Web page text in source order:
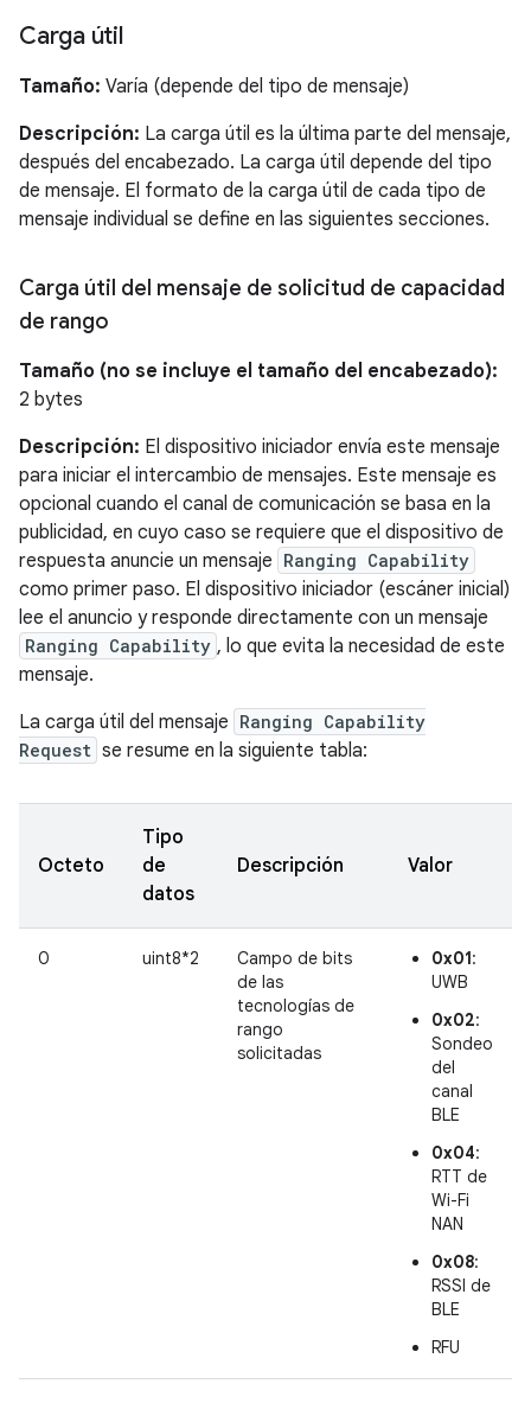
Carga útil
Tamaño: Varía (depende del tipo de mensaje)
Descripción: La carga útil es la última parte del mensaje,
después del encabezado. La carga útil depende del tipo
de mensaje. El formato de la carga útil de cada tipo de
mensaje individual se define en las siguientes secciones.
Carga útil del mensaje de solicitud de capacidad
de rango
Tamaño (no se incluye el tamaño del encabezado):
2 bytes
Descripción: El dispositivo iniciador envía este mensaje
para iniciar el intercambio de mensajes. Este mensaje es
opcional cuando el canal de comunicación se basa en la
publicidad, en cuyo caso se requiere que el dispositivo de
respuesta anuncie un mensaje Ranging Capability
como primer paso. El dispositivo iniciador (escáner inicial)
lee el anuncio y responde directamente con un mensaje
Ranging Capability , lo que evita la necesidad de este
mensaje.
La carga útil del mensaje Ranging Capability
Request se resume en la siguiente tabla:
Octeto
Tipo
de
datos
Descripción Valor
0 uint8*2
Campo de bits
de las
tecnologías de
rango
solicitadas
0x01:
UWB
0x02:
Sondeo
del
canal
BLE
0x04:
RTT de
Wi-Fi
NAN
0x08:
RSSI de
BLE
RFU